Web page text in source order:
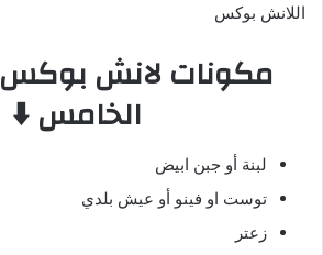
اللانش بوكس
مكونات لانش بوكس
الخامس ⬇️
لبنة أو جبن ابيض
توست او فينو أو عيش بلدي
زعتر